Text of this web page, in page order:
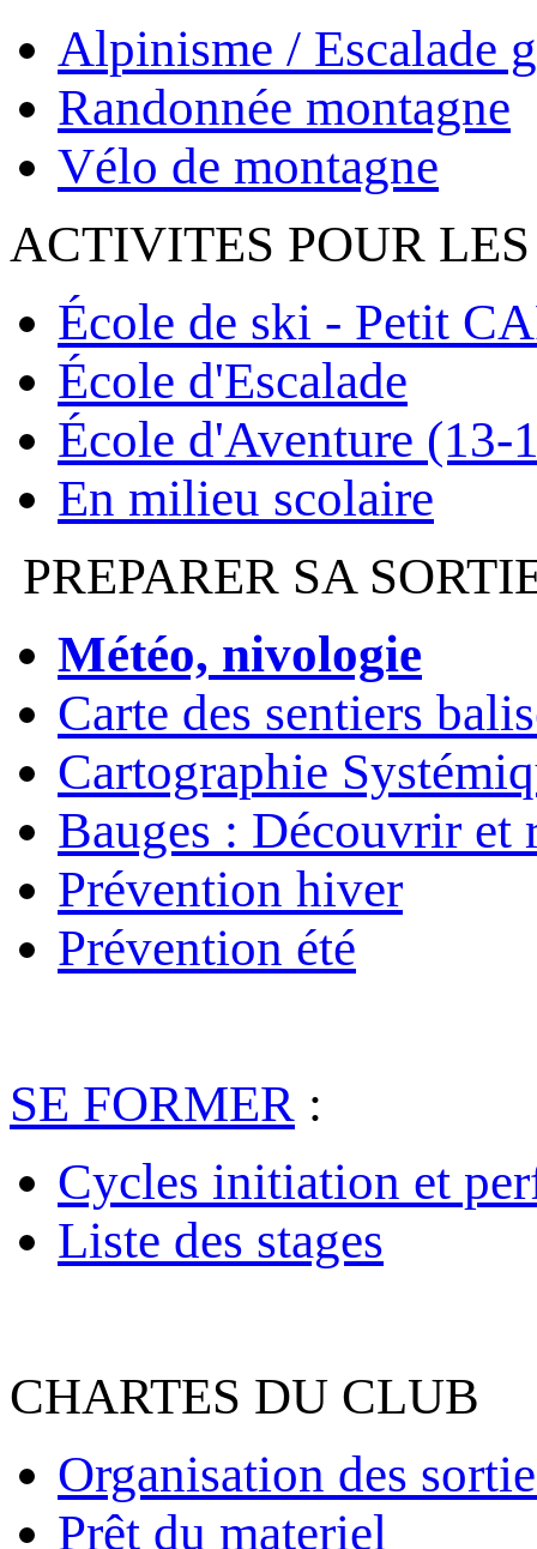
Alpinisme / Escalade
Randonnée montagne
Vélo de montagne
ACTIVITES POUR
École de ski - Petit
École d'Escalade
École d'Aventure (13-
En milieu scolaire
PREPARER SA
Météo, nivologie
Carte des sentiers
Cartographie
Bauges : Découvrir et
Prévention hiver
Prévention été
SE FORMER :
Cycles initiation et
Liste des stages
CHARTES DU CLUB
Organisation des
Prêt du materiel